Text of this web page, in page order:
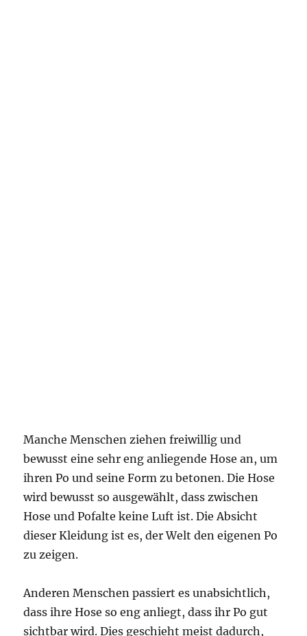
Manche Menschen ziehen freiwillig und
bewusst eine sehr eng anliegende Hose an, um
ihren Po und seine Form zu betonen. Die Hose
wird bewusst so ausgewählt, dass zwischen
Hose und Pofalte keine Luft ist. Die Absicht
dieser Kleidung ist es, der Welt den eigenen Po
zu zeigen.
Anderen Menschen passiert es unabsichtlich,
dass ihre Hose so eng anliegt, dass ihr Po gut
sichtbar wird. Dies geschieht meist dadurch,